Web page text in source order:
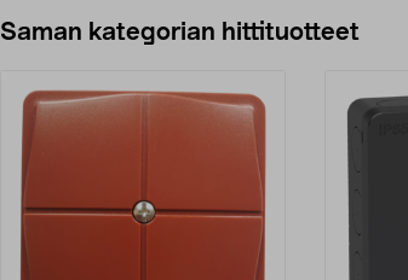
Saman kategorian hittituotteet